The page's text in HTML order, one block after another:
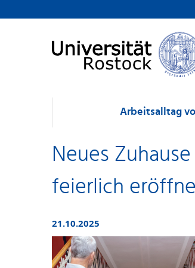
Arbeitsalltag
Neues
feierlich
21.10.2025